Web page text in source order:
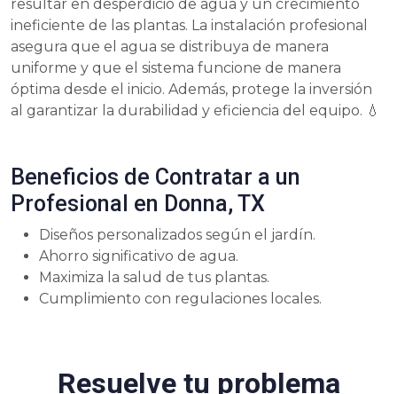
resultar en desperdicio de agua y un crecimiento
ineficiente de las plantas. La instalación profesional
asegura que el agua se distribuya de manera
uniforme y que el sistema funcione de manera
óptima desde el inicio. Además, protege la inversión
al garantizar la durabilidad y eficiencia del equipo. 💧
Beneficios de Contratar a un
Profesional en Donna, TX
Diseños personalizados según el jardín.
Ahorro significativo de agua.
Maximiza la salud de tus plantas.
Cumplimiento con regulaciones locales.
Resuelve tu problema